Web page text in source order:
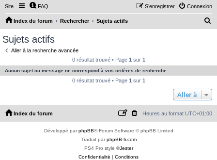
Site FAQ Connexion
S’enregistrer
Index du forum Rechercher Sujets actifs
e
c
e
Sujets actifs
Aller à la recherche avancée
0 résultat trouvé • Page 1 sur 1
Aucun sujet ou message ne correspond à vos critères de recherche.
0 résultat trouvé • Page 1 sur 1
Aller à
Index du forum Heures au format UTC+01:00
Développé parphpBB® Forum Software © phpBB Limited
Traduit parphpBB-fr.com
PS4 Pro style ©Jester
Confidentialité | Conditions